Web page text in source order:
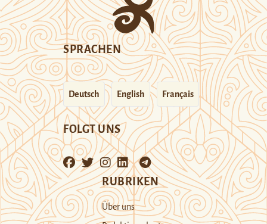
SPRACHEN
Deutsch English Français
FOLGT UNS
RUBRIKEN
Über uns